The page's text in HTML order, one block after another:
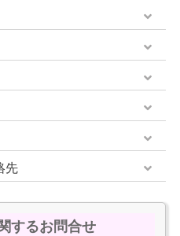
先
するお問合せ